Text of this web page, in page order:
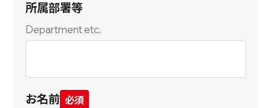
所属部署等
Department etc.
お名前